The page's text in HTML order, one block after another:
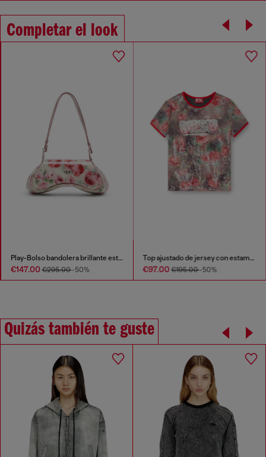
Completar el look
Play-Bolso bandolera brillante estampado
€147.00€295.00-50%
Top ajustado de jersey con estampado floral y lentejuelas
€97.00€195.00-50%
Quizás también te guste